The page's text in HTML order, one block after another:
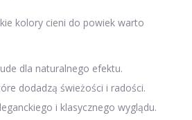
kolory cieni do powiek warto
dla naturalnego efektu.
dodadzą świeżości i radości.
i klasycznego wyglądu.